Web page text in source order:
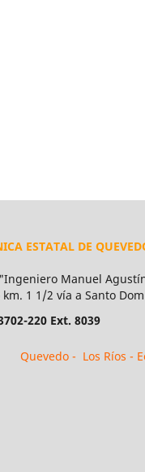
ESTATAL DE
Manuel
1 1/2 vía a Santo
220 Ext. 8039
Quevedo - Los Ríos -